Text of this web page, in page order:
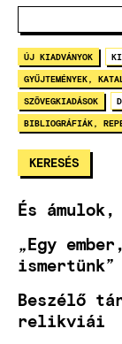
ÚJ KIADVÁNYOK
GYŰJTEMÉNYEK,
SZÖVEGKIADÁSOK
BIBLIOGRÁFIÁK,
És
„Egy
ismertünk”
Beszélő
relikviái